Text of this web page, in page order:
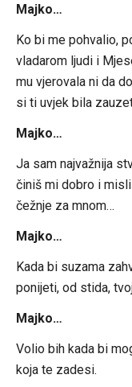
Majko…
Ko bi me pohvalio,
vladarom ljudi i
mu vjerovala ni da
si ti uvjek bila
Majko…
Ja sam najvažnija
činiš mi dobro i
čežnje za mnom…
Majko…
Kada bi suzama
ponijeti, od stida,
Majko…
Volio bih kada bi
koja te zadesi.